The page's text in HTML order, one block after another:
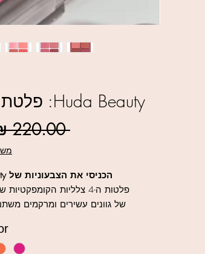
Huda Beauty: פלטת 4 צלליות לכל מצב רוח
‏220.00 ‏₪
הכניסי את הצבעוניות של Huda Beauty לשגרת האיפור שלך!
פלטות ה-4 צלליות
של גוונים עשירים ומרקמים
האלו הן בדיוק